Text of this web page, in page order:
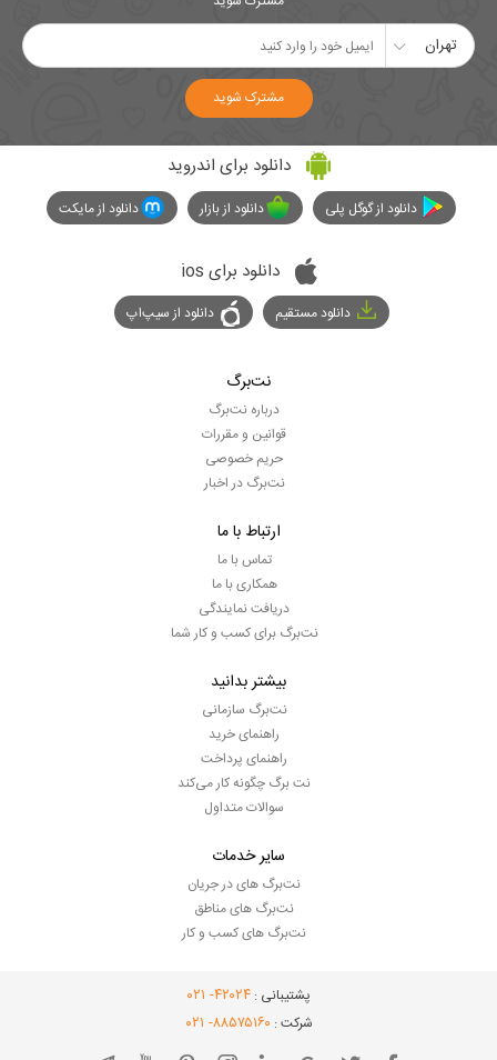
تهران
مشترک شوید
دانلود برای اندروید
دانلود از گوگل پلی دانلود از بازار دانلود از مایکت
دانلود برای ios
دانلود مستقیم دانلود از سیپ‌اپ
نت‌برگ
درباره نت‌برگ
قوانین و مقررات
حریم خصوصی
نت‌برگ در اخبار
ارتباط با ما
تماس با ما
همکاری با ما
دریافت نمایندگی
نت‌برگ برای کسب و کار شما
بیشتر بدانید
نت‌برگ سازمانی
راهنمای خرید
راهنمای پرداخت
نت برگ چگونه کار می‌کند
سوالات متداول
سایر خدمات
نت‌برگ های در جریان
نت‌برگ های مناطق
نت‌برگ های کسب و کار
پشتیبانی : ۴۲۰۲۴- ۰۲۱
شرکت : ۸۸۵۷۵۱۶۰- ۰۲۱